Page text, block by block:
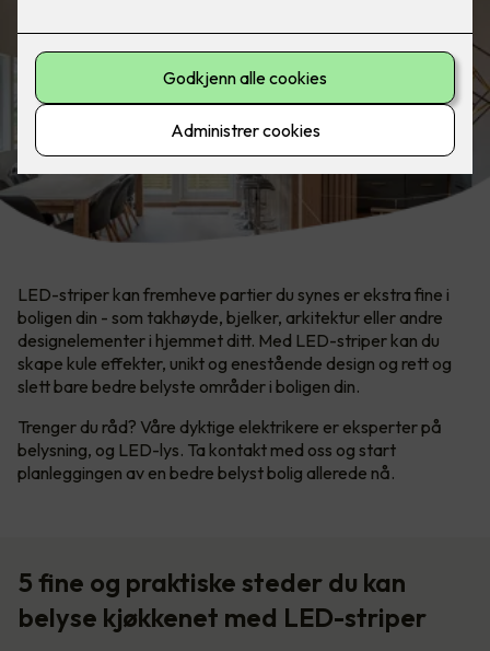
LED-striper kan fremheve partier du synes er ekstra fine i
boligen din - som takhøyde, bjelker, arkitektur eller andre
designelementer i hjemmet ditt. Med LED-striper kan du
skape kule effekter, unikt og enestående design og rett og
slett bare bedre belyste områder i boligen din.
Trenger du råd? Våre dyktige elektrikere er eksperter på
belysning, og LED-lys. Ta kontakt med oss og start
planleggingen av en bedre belyst bolig allerede nå.
5 fine og praktiske steder du kan
belyse kjøkkenet med LED-striper